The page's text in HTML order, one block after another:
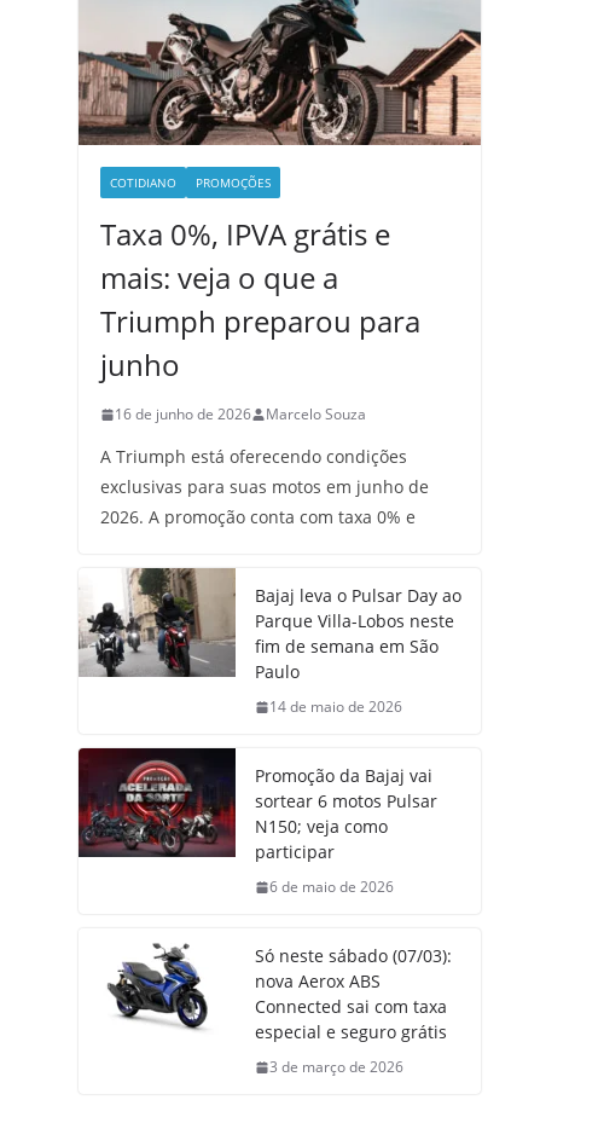
COTIDIANO PROMOÇÕES
Taxa 0%, IPVA grátis e
mais: veja o que a
Triumph preparou para
junho
16 de junho de 2026 Marcelo Souza
A Triumph está oferecendo condições
exclusivas para suas motos em junho de
2026. A promoção conta com taxa 0% e
Bajaj leva o Pulsar Day ao
Parque Villa-Lobos neste
fim de semana em São
Paulo
14 de maio de 2026
Promoção da Bajaj vai
sortear 6 motos Pulsar
N150; veja como
participar
6 de maio de 2026
Só neste sábado (07/03):
nova Aerox ABS
Connected sai com taxa
especial e seguro grátis
3 de março de 2026